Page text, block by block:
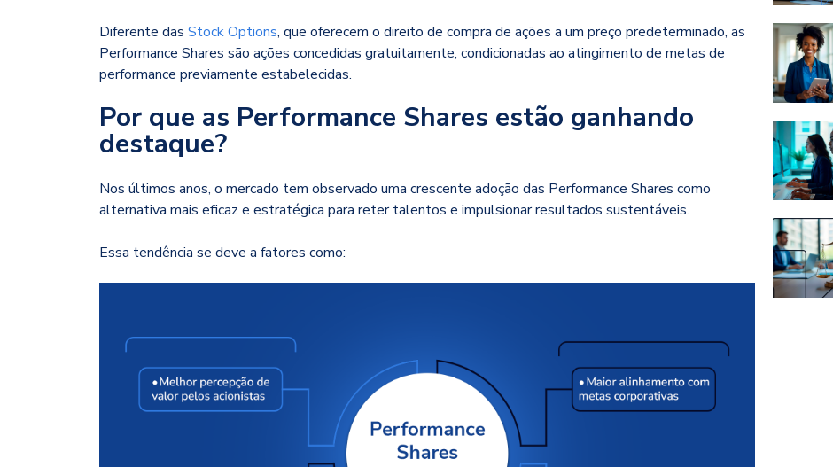
Diferente das Stock Options, que oferecem o direito de compra de ações a um preço predeterminado, as
Performance Shares são ações concedidas gratuitamente, condicionadas ao atingimento de metas de
performance previamente estabelecidas.
Por que as Performance Shares estão ganhando
destaque?
Nos últimos anos, o mercado tem observado uma crescente adoção das Performance Shares como
alternativa mais eficaz e estratégica para reter talentos e impulsionar resultados sustentáveis.
Essa tendência se deve a fatores como: